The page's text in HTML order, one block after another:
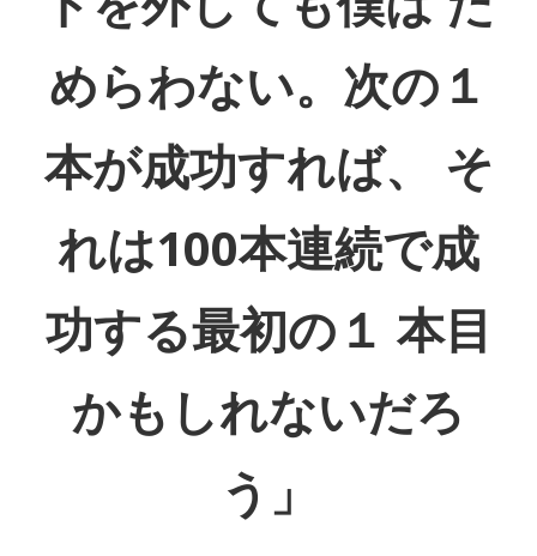
めらわない。次の１
本が成功すれば、 そ
れは100本連続で成
功する最初の１ 本目
かもしれないだろ
う」